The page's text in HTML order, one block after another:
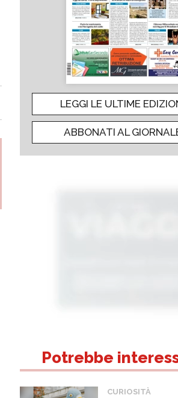
LEGGI LE ULTIME
ABBONATI AL
Potrebbe
CURIOSITÀ